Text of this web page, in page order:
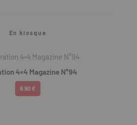
En kiosque
4×4 Magazine N°94
6.90 €